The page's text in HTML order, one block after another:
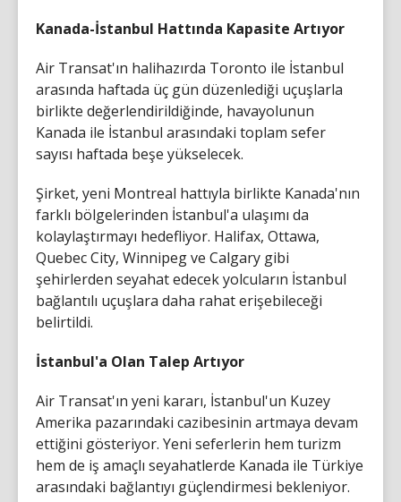
Kanada-İstanbul Hattında Kapasite Artıyor
Air Transat'ın halihazırda Toronto ile İstanbul
arasında haftada üç gün düzenlediği uçuşlarla
birlikte değerlendirildiğinde, havayolunun
Kanada ile İstanbul arasındaki toplam sefer
sayısı haftada beşe yükselecek.
Şirket, yeni Montreal hattıyla birlikte Kanada'nın
farklı bölgelerinden İstanbul'a ulaşımı da
kolaylaştırmayı hedefliyor. Halifax, Ottawa,
Quebec City, Winnipeg ve Calgary gibi
şehirlerden seyahat edecek yolcuların İstanbul
bağlantılı uçuşlara daha rahat erişebileceği
belirtildi.
İstanbul'a Olan Talep Artıyor
Air Transat'ın yeni kararı, İstanbul'un Kuzey
Amerika pazarındaki cazibesinin artmaya devam
ettiğini gösteriyor. Yeni seferlerin hem turizm
hem de iş amaçlı seyahatlerde Kanada ile Türkiye
arasındaki bağlantıyı güçlendirmesi bekleniyor.